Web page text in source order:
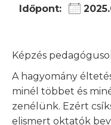
Időpont:
Képzés
A hagyomány
minél többet és
zenélünk. Ezért
elismert oktatók